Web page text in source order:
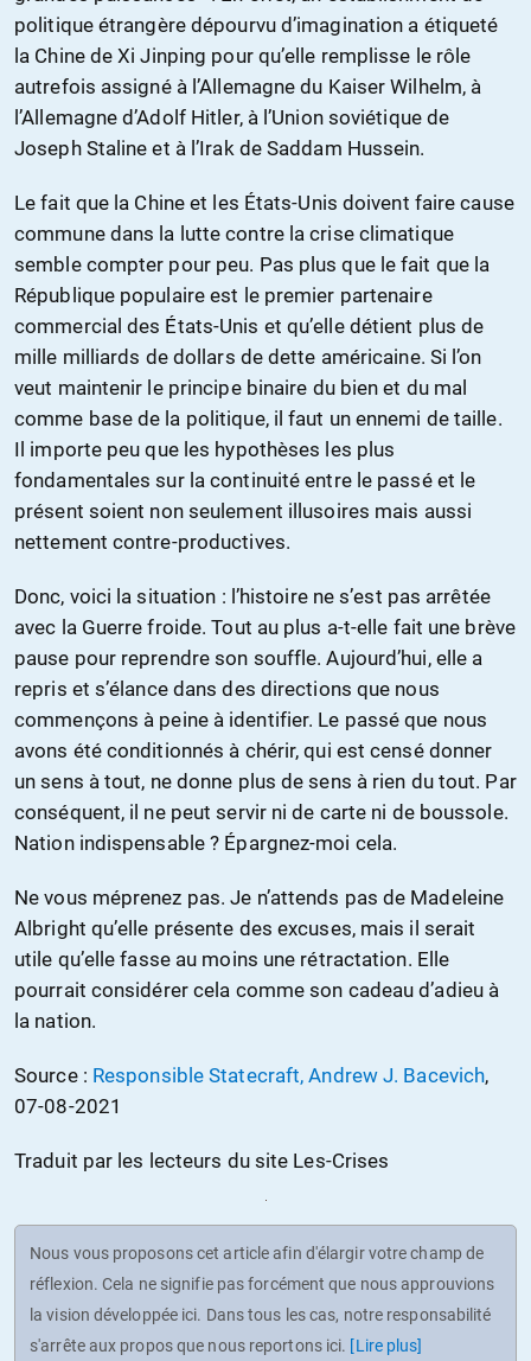
politique étrangère dépourvu d’imagination a étiqueté
la Chine de Xi Jinping pour qu’elle remplisse le rôle
autrefois assigné à l’Allemagne du Kaiser Wilhelm, à
l’Allemagne d’Adolf Hitler, à l’Union soviétique de
Joseph Staline et à l’Irak de Saddam Hussein.
Le fait que la Chine et les États-Unis doivent faire cause
commune dans la lutte contre la crise climatique
semble compter pour peu. Pas plus que le fait que la
République populaire est le premier partenaire
commercial des États-Unis et qu’elle détient plus de
mille milliards de dollars de dette américaine. Si l’on
veut maintenir le principe binaire du bien et du mal
comme base de la politique, il faut un ennemi de taille.
Il importe peu que les hypothèses les plus
fondamentales sur la continuité entre le passé et le
présent soient non seulement illusoires mais aussi
nettement contre-productives.
Donc, voici la situation : l’histoire ne s’est pas arrêtée
avec la Guerre froide. Tout au plus a-t-elle fait une brève
pause pour reprendre son souffle. Aujourd’hui, elle a
repris et s’élance dans des directions que nous
commençons à peine à identifier. Le passé que nous
avons été conditionnés à chérir, qui est censé donner
un sens à tout, ne donne plus de sens à rien du tout. Par
conséquent, il ne peut servir ni de carte ni de boussole.
Nation indispensable ? Épargnez-moi cela.
Ne vous méprenez pas. Je n’attends pas de Madeleine
Albright qu’elle présente des excuses, mais il serait
utile qu’elle fasse au moins une rétractation. Elle
pourrait considérer cela comme son cadeau d’adieu à
la nation.
Source : Responsible Statecraft, Andrew J. Bacevich,
07-08-2021
Traduit par les lecteurs du site Les-Crises
Nous vous proposons cet article afin d'élargir votre champ de
réflexion. Cela ne signifie pas forcément que nous approuvions
la vision développée ici. Dans tous les cas, notre responsabilité
s'arrête aux propos que nous reportons ici. [Lire plus]